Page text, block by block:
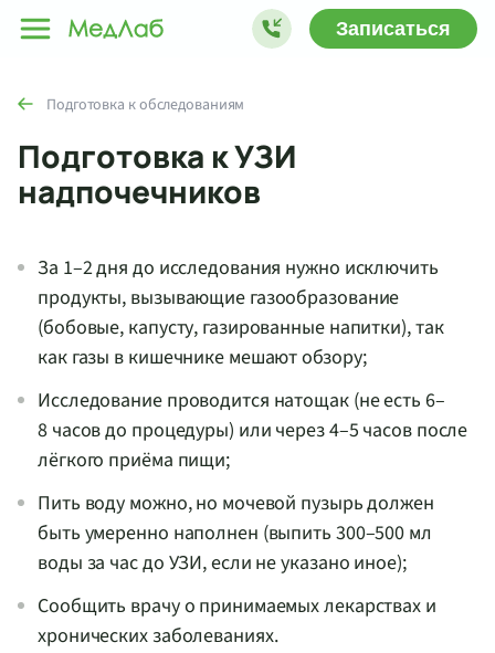
Записаться
Подготовка к обследованиям
Подготовка к УЗИ
надпочечников
За 1–2 дня до исследования нужно исключить
продукты, вызывающие газообразование
(бобовые, капусту, газированные напитки), так
как газы в кишечнике мешают обзору;
Исследование проводится натощак (не есть 6–
8 часов до процедуры) или через 4–5 часов после
лёгкого приёма пищи;
Пить воду можно, но мочевой пузырь должен
быть умеренно наполнен (выпить 300–500 мл
воды за час до УЗИ, если не указано иное);
Сообщить врачу о принимаемых лекарствах и
хронических заболеваниях.